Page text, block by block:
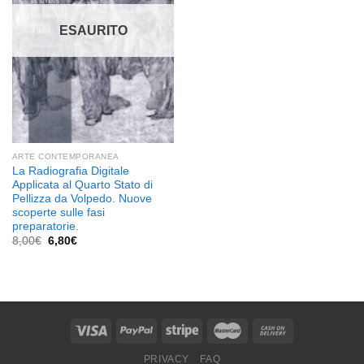
dei
ESAURITO
ARTE CONTEMPORANEA
La Radiografia Digitale
Applicata al Quarto Stato di
Pellizza da Volpedo. Nuove
scoperte sulle fasi
preparatorie.
8,00€ Il
6,80€Il
PRIVACY FAQ